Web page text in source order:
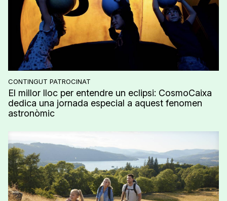
CONTINGUT PATROCINAT
El millor lloc per entendre un eclipsi: CosmoCaixa
dedica una jornada especial a aquest fenomen
astronòmic